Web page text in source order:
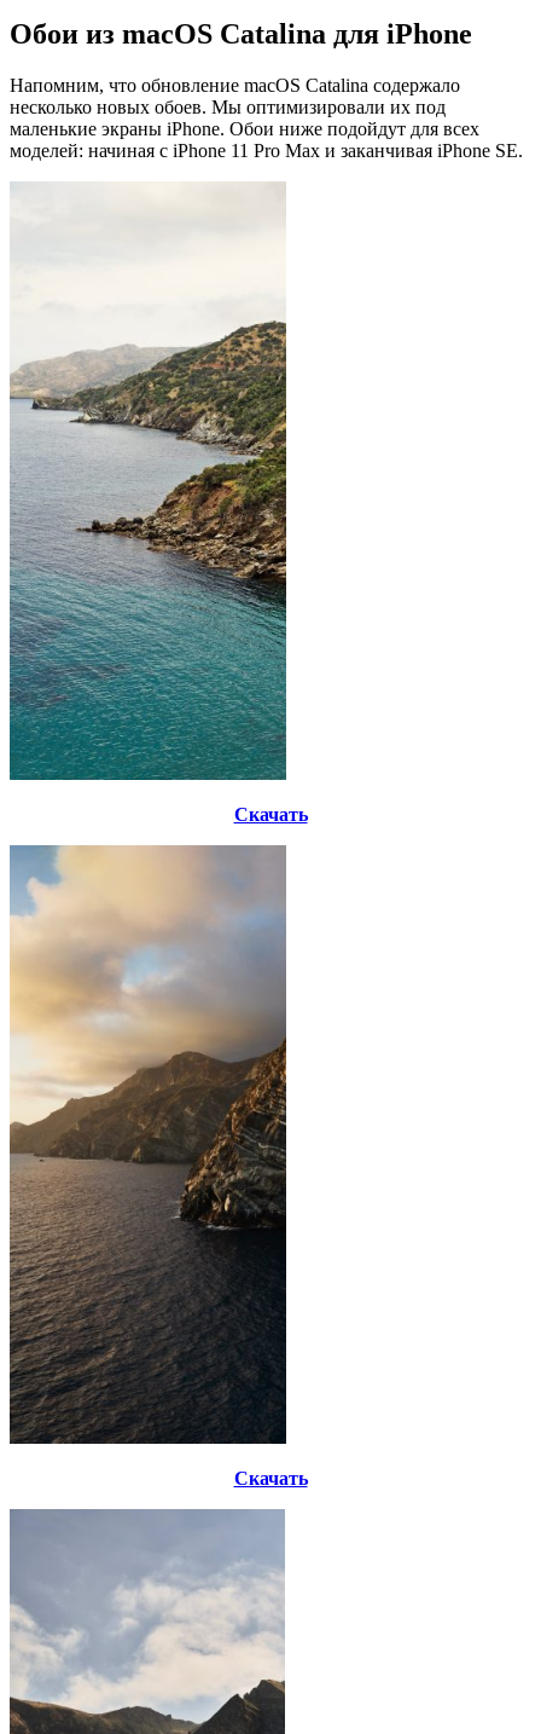
Обои из macOS Catalina для iPhone
Напомним, что обновление macOS Catalina содержало
несколько новых обоев. Мы оптимизировали их под
маленькие экраны iPhone. Обои ниже подойдут для всех
моделей: начиная с iPhone 11 Pro Max и заканчивая iPhone SE.
Скачать
Скачать